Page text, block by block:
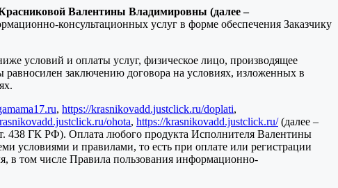
Валентины Владимировны (далее –
консультационных услуг в форме обеспечения Заказчику
условий и оплаты услуг, физическое лицо, производящее
заключению договора на условиях, изложенных в
, https://krasnikovadd.justclick.ru/doplati,
ohota, https://krasnikovadd.justclick.ru/(далее –
438 ГК РФ). Оплата любого продукта Исполнителя Валентины
условиями и правилами, то есть при оплате или регистрации
в том числе Правила пользования информационно-